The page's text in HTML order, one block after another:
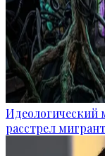
Идеологический
расстрел